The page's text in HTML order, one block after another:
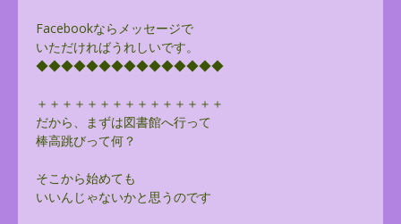
Facebookならメッセージで
いただければうれしいです。
◆◆◆◆◆◆◆◆◆◆◆◆◆◆◆
＋＋＋＋＋＋＋＋＋＋＋＋＋＋＋
だから、まずは図書館へ行って
棒高跳びって何？
そこから始めても
いいんじゃないかと思うのです